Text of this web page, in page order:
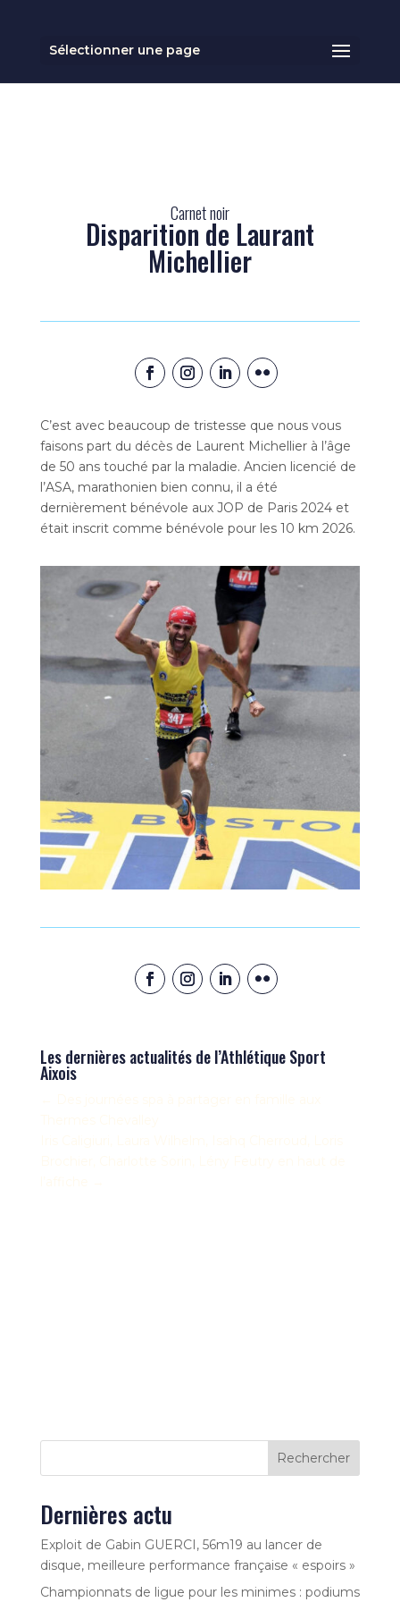
Sélectionner une page
Carnet noir
Disparition de Laurant
Michellier
C’est avec beaucoup de tristesse que nous vous
faisons part du décès de Laurent Michellier à l’âge
de 50 ans touché par la maladie. Ancien licencié de
l’ASA, marathonien bien connu, il a été
dernièrement bénévole aux JOP de Paris 2024 et
était inscrit comme bénévole pour les 10 km 2026.
Les dernières actualités de l’Athlétique Sport
Aixois
Rechercher
Dernières actu
Exploit de Gabin GUERCI, 56m19 au lancer de
disque, meilleure performance française « espoirs »
Championnats de ligue pour les minimes : podiums